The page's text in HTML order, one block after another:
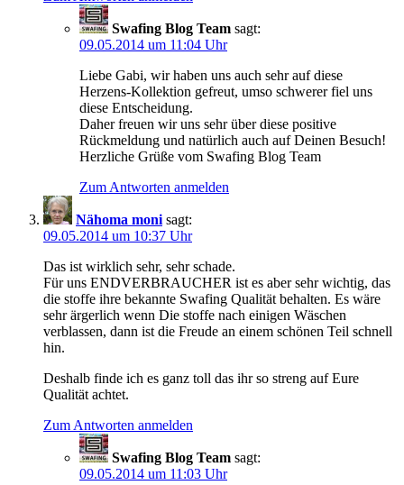
Swafing Blog Team sagt:
09.05.2014 um 11:04 Uhr
Liebe Gabi, wir haben uns auch sehr auf diese
Herzens-Kollektion gefreut, umso schwerer fiel uns
diese Entscheidung.
Daher freuen wir uns sehr über diese positive
Rückmeldung und natürlich auch auf Deinen Besuch!
Herzliche Grüße vom Swafing Blog Team
Zum Antworten anmelden
Nähoma moni sagt:
09.05.2014 um 10:37 Uhr
Das ist wirklich sehr, sehr schade.
Für uns ENDVERBRAUCHER ist es aber sehr wichtig, das
die stoffe ihre bekannte Swafing Qualität behalten. Es wäre
sehr ärgerlich wenn Die stoffe nach einigen Wäschen
verblassen, dann ist die Freude an einem schönen Teil schnell
hin.
Deshalb finde ich es ganz toll das ihr so streng auf Eure
Qualität achtet.
Zum Antworten anmelden
Swafing Blog Team sagt:
09.05.2014 um 11:03 Uhr